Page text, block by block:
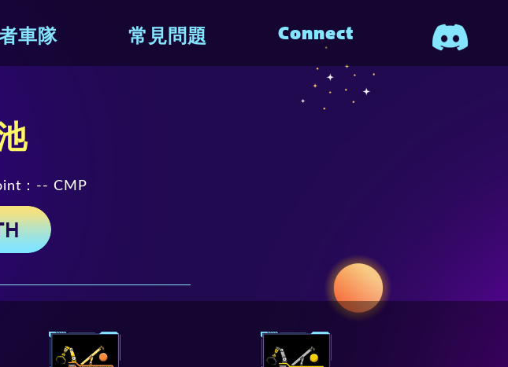
車隊 常見問題 Connect
： -- CMP